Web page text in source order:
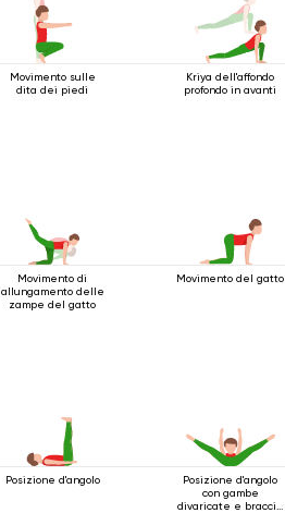
Movimento sulle
dita dei piedi
Kriya dell'affondo
profondo in avanti
Movimento di
allungamento delle
zampe del gatto
Movimento del gatto
Posizione d'angolo
Posizione d'angolo
con gambe
divaricate e braccia